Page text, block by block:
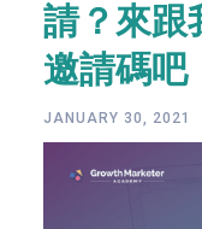
請？來跟
邀請碼吧
JANUARY 30, 2021